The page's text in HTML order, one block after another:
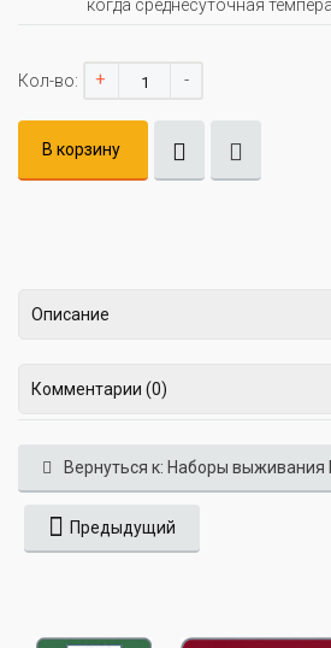
когда среднесуточная
Кол-во: + -
В корзину
Описание
Комментарии (0)
Вернуться к: Наборы выживания
Предыдущий